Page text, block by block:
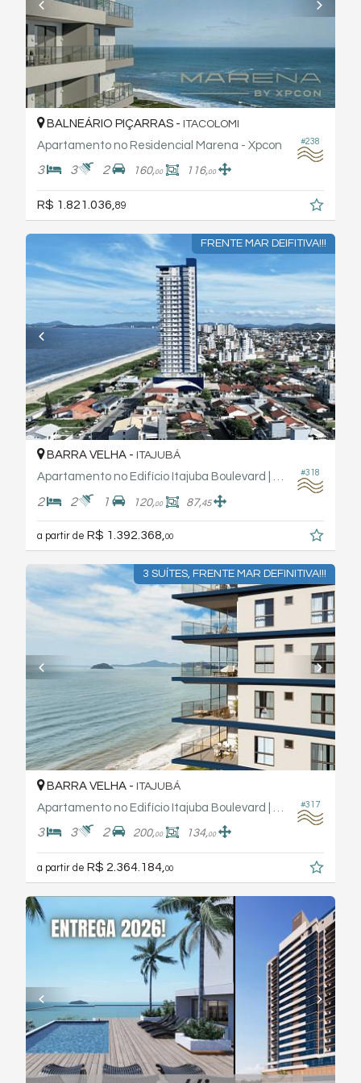
#238
BALNEÁRIO PIÇARRAS - ITACOLOMI
Apartamento no Residencial Marena - Xpcon
3 3 2 160,00 116,00
R$ 1.821.036, 89
FRENTE MAR DEIFITIVA!!!
#318
BARRA VELHA - ITAJUBÁ
Apartamento no Edifício Itajuba Boulevard | Fabro Haas Engenharia
2 2 1 120,00 87,45
a partir de R$ 1.392.368,00
3 SUÍTES, FRENTE MAR DEFINITIVA!!!
#317
BARRA VELHA - ITAJUBÁ
3 3 2 200,00 134,00
a partir de R$ 2.364.184, 00